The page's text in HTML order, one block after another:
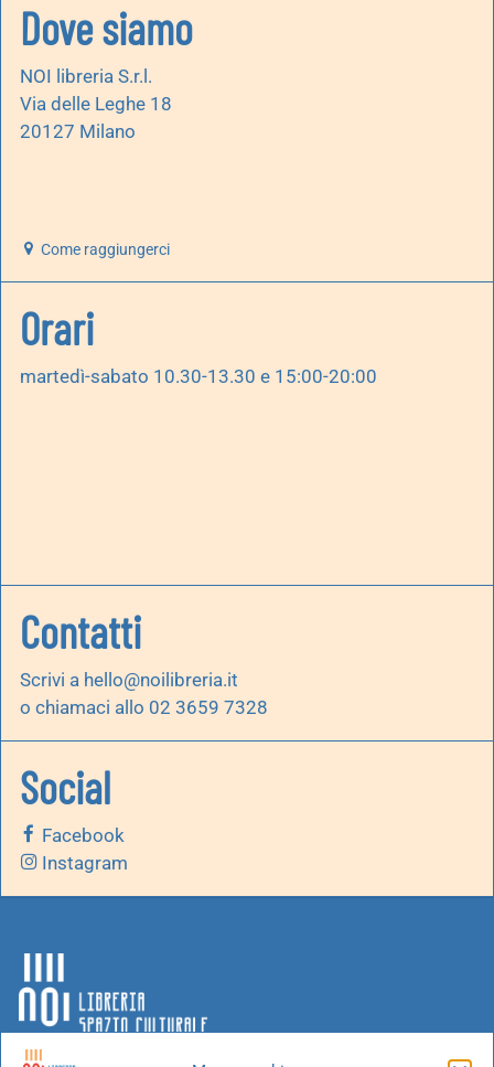
Dove siamo
NOI libreria S.r.l.
Via delle Leghe 18
20127 Milano
Come raggiungerci
Orari
martedì-sabato 10.30-13.30 e 15:00-20:00
Contatti
Scrivi a hello@noilibreria.it
o chiamaci allo 02 3659 7328
Social
Facebook
Instagram